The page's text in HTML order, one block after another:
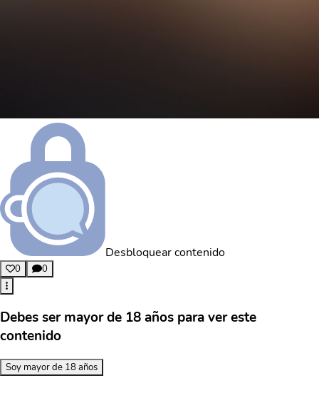
Desbloquear contenido
0 0
Debes ser mayor de 18 años para ver este
contenido
Soy mayor de 18 años